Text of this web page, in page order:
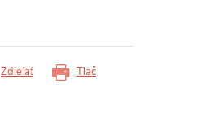
Tlač
Zdieľať